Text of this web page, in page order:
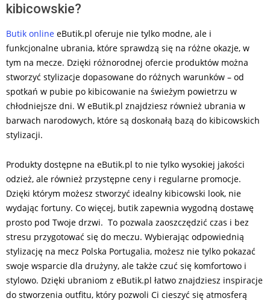
kibicowskie?
Butik online eButik.pl oferuje nie tylko modne, ale i
funkcjonalne ubrania, które sprawdzą się na różne okazje, w
tym na mecze. Dzięki różnorodnej ofercie produktów można
stworzyć stylizacje dopasowane do różnych warunków – od
spotkań w pubie po kibicowanie na świeżym powietrzu w
chłodniejsze dni. W eButik.pl znajdziesz również ubrania w
barwach narodowych, które są doskonałą bazą do kibicowskich
stylizacji.
Produkty dostępne na eButik.pl to nie tylko wysokiej jakości
odzież, ale również przystępne ceny i regularne promocje.
Dzięki którym możesz stworzyć idealny kibicowski look, nie
wydając fortuny. Co więcej, butik zapewnia wygodną dostawę
prosto pod Twoje drzwi. To pozwala zaoszczędzić czas i bez
stresu przygotować się do meczu. Wybierając odpowiednią
stylizację na mecz Polska Portugalia, możesz nie tylko pokazać
swoje wsparcie dla drużyny, ale także czuć się komfortowo i
stylowo. Dzięki ubraniom z eButik.pl łatwo znajdziesz inspiracje
do stworzenia outfitu, który pozwoli Ci cieszyć się atmosferą